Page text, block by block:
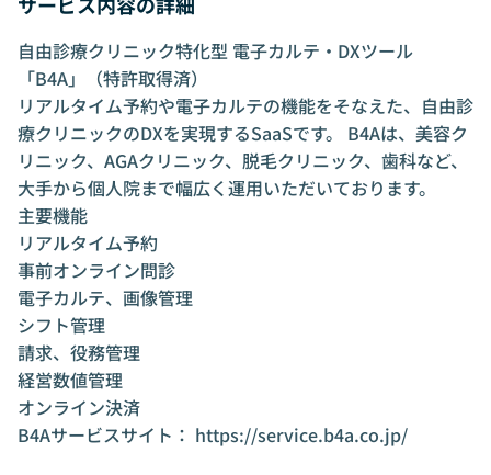
自由診療クリニック特化型 電子カルテ・DXツール
「B4A」（特許取得済）
リアルタイム予約や電子カルテの機能をそなえた、自由診
療クリニックのDXを実現するSaaSです。 B4Aは、美容ク
リニック、AGAクリニック、脱毛クリニック、歯科など、
大手から個人院まで幅広く運用いただいております。
主要機能
リアルタイム予約
事前オンライン問診
電子カルテ、画像管理
シフト管理
請求、役務管理
経営数値管理
オンライン決済
B4Aサービスサイト： https://service.b4a.co.jp/